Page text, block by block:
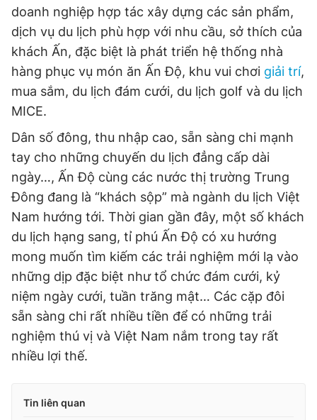
doanh nghiệp hợp tác xây dựng các sản phẩm,
dịch vụ du lịch phù hợp với nhu cầu, sở thích của
khách Ấn, đặc biệt là phát triển hệ thống nhà
hàng phục vụ món ăn Ấn Độ, khu vui chơi giải trí,
mua sắm, du lịch đám cưới, du lịch golf và du lịch
MICE.
Dân số đông, thu nhập cao, sẵn sàng chi mạnh
tay cho những chuyến du lịch đẳng cấp dài
ngày…, Ấn Độ cùng các nước thị trường Trung
Đông đang là “khách sộp” mà ngành du lịch Việt
Nam hướng tới. Thời gian gần đây, một số khách
du lịch hạng sang, tỉ phú Ấn Độ có xu hướng
mong muốn tìm kiếm các trải nghiệm mới lạ vào
những dịp đặc biệt như tổ chức đám cưới, kỷ
niệm ngày cưới, tuần trăng mật… Các cặp đôi
sẵn sàng chi rất nhiều tiền để có những trải
nghiệm thú vị và Việt Nam nắm trong tay rất
nhiều lợi thế.
Tin liên quan